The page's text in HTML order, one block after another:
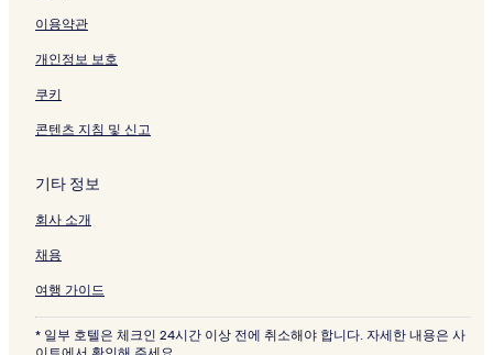
이용약관
개인정보 보호
쿠키
콘텐츠 지침 및 신고
기타 정보
회사 소개
채용
여행 가이드
* 일부 호텔은 체크인 24시간 이상 전에 취소해야 합니다. 자세한 내용은 사